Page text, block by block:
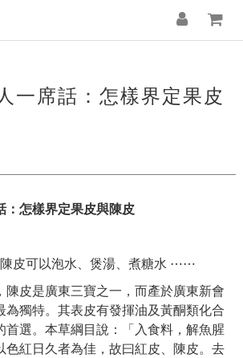
一席話：怎樣界定果皮
：怎樣界定果皮與陳皮
皮可以泡水、煲湯、煮糖水 ⋯⋯
陳皮是廣東三寶之一，而產於廣東新會
為獨特。其表皮有發揮油及黃酮類化合
首選。本草綱目說：「入食料，解魚腥
色紅日久者為佳，故曰紅皮、陳皮。去